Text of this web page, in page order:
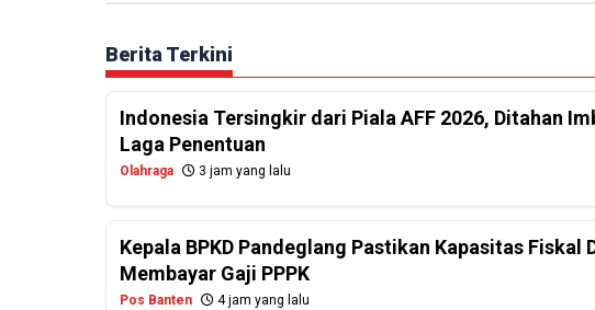
Berita Terkini
Indonesia Tersingkir dari Piala AFF 2026, Ditahan
Laga Penentuan
Olahraga 3 jam yang lalu
Kepala BPKD Pandeglang Pastikan Kapasitas Fiskal
Membayar Gaji PPPK
Pos Banten 4 jam yang lalu